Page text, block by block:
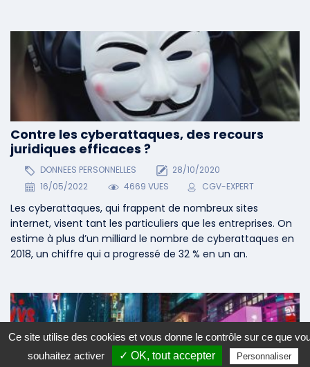
Contre les cyberattaques, des recours
juridiques efficaces ?
DONNEES PERSONNELLES
28/10/2020
16/05/2022
4669 VUES CGV-EXPERT
Les cyberattaques, qui frappent de nombreux sites
internet, visent tant les particuliers que les entreprises. On
estime à plus d’un milliard le nombre de cyberattaques en
2018, un chiffre qui a progressé de 32 % en un an.
Ce site utilise des cookies et vous donne le contrôle sur ce que
souhaitez activer
✓ OK, tout accepter Personnaliser